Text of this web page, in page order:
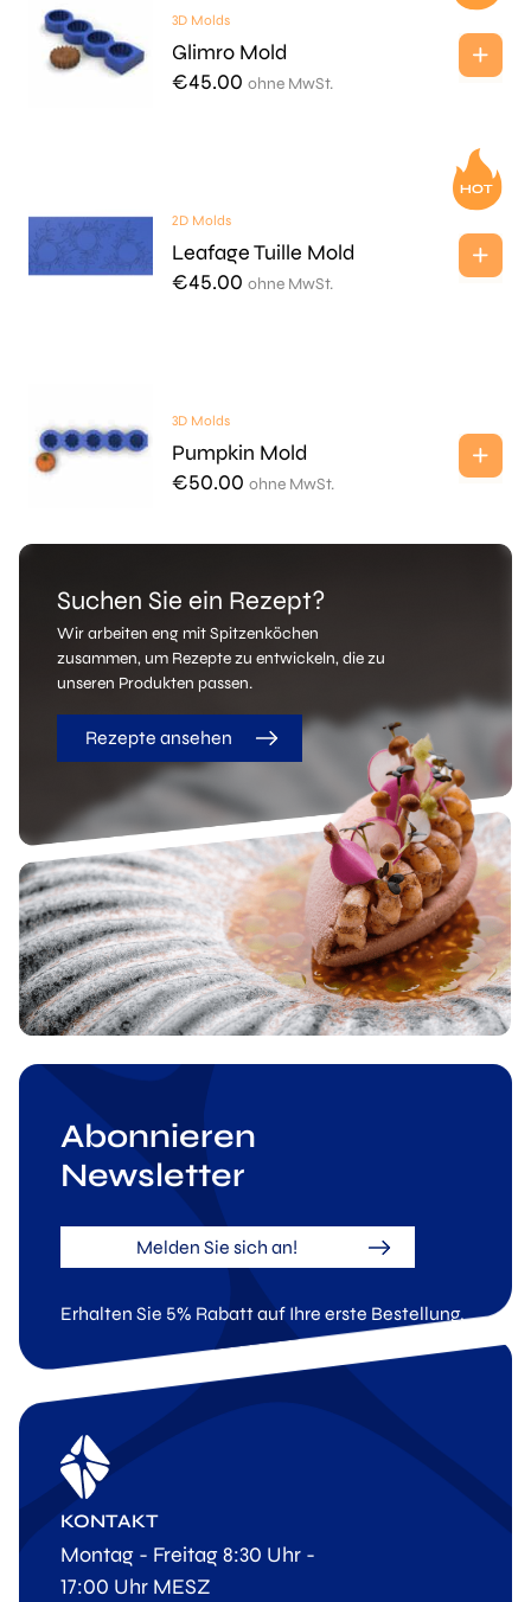
3D Molds
Glimro Mold
€45.00 ohne MwSt.
2D Molds
Leafage Tuille Mold
€45.00 ohne MwSt.
3D Molds
Pumpkin Mold
€50.00 ohne MwSt.
Suchen Sie ein Rezept?
Wir arbeiten eng mit Spitzenköchen
zusammen, um Rezepte zu entwickeln, die zu
unseren Produkten passen.
Rezepte ansehen
Abonnieren
Newsletter
Melden Sie sich an!
Erhalten Sie 5% Rabatt auf Ihre erste Bestellung.
KONTAKT
Montag - Freitag 8:30 Uhr -
17:00 Uhr MESZ